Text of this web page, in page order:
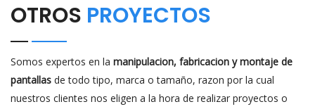
OTROS PROYECTOS
Somos expertos en la manipulacion, fabricacion y montaje de
pantallas de todo tipo, marca o tamaño, razon por la cual
nuestros clientes nos eligen a la hora de realizar proyectos o